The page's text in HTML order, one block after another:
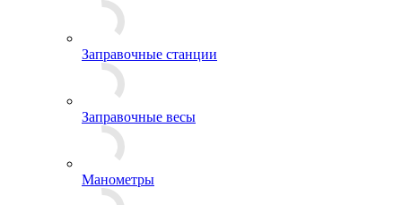
Заправочные станции
Заправочные весы
Манометры